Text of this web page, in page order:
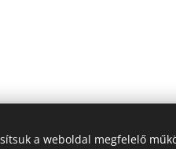
a weboldal megfelelő